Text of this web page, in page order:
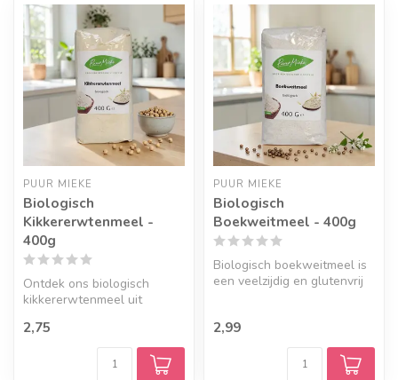
PUUR MIEKE
Biologisch
Kikkererwtenmeel -
400g
Ontdek ons biologisch
kikkererwtenmeel uit
neutraal...
2,75
PUUR MIEKE
Biologisch
Boekweitmeel - 400g
Biologisch boekweitmeel is
een veelzijdig en glutenvrij
2,99